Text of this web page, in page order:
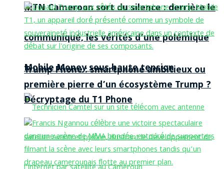
MTN Cameroon sort du silence : derrière le
communiqué, les vérités d’une polémique
Mobile Money sous haute tension
Trump Phone : smartphone ambitieux ou
première pierre d’un écosystème Trump ?
Décryptage du T1 Phone